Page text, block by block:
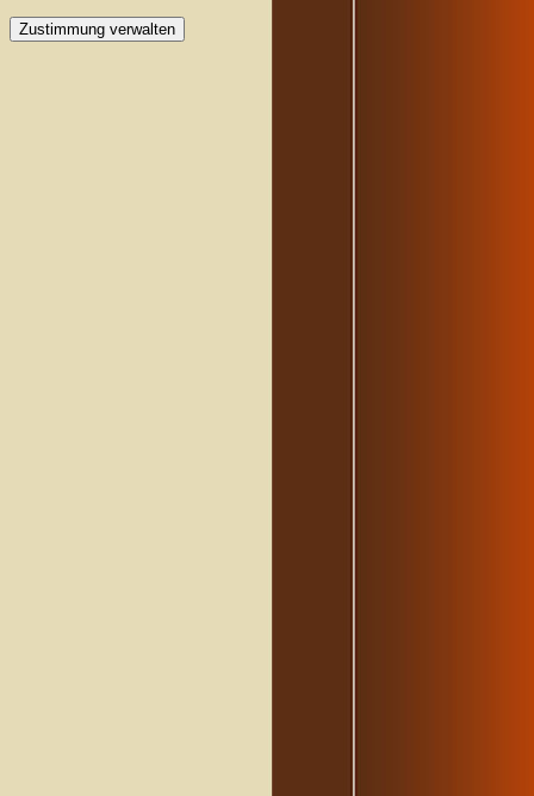
Zustimmung verwalten